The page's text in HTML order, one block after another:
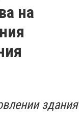
на
здания